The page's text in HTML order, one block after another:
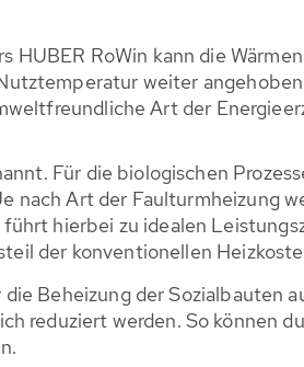
HUBER RoWin kann die
weiter
Art der
Für die biologischen
nach Art der Faulturmheizung
hierbei zu idealen
der konventionellen
Beheizung der Sozialbauten
reduziert werden. So können